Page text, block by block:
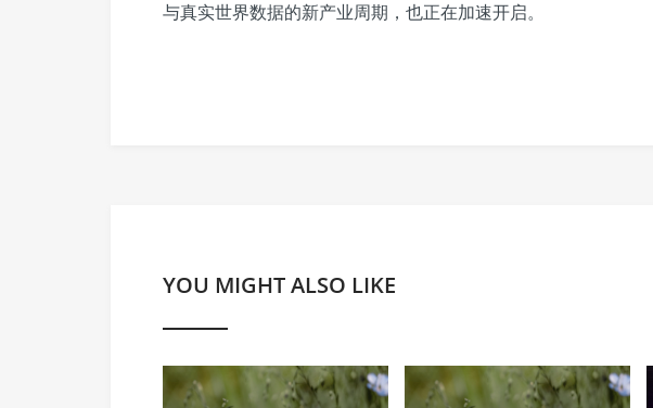
与真实世界数据的新产业周期，也正在加速开启。
YOU MIGHT ALSO LIKE